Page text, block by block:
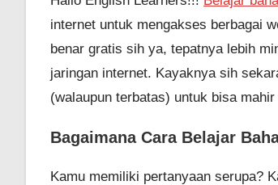
internet untuk mengakses berbagai
benar gratis sih ya, tepatnya lebih
jaringan internet. Kayaknya sih
(walaupun terbatas) untuk bisa
Bagaimana Cara Belajar
Kamu memiliki pertanyaan serupa?